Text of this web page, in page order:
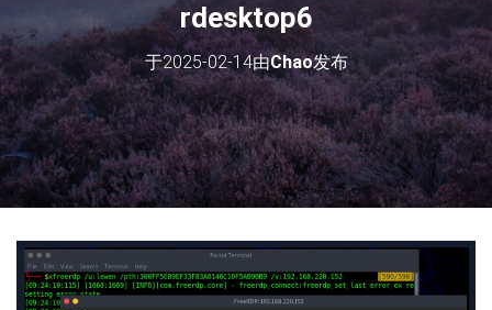
rdesktop6
于2025-02-14由Chao发布